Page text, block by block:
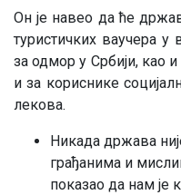
Он је навео да ће
туристичких ваучера
за одмор у Србији, као
и за кориснике
лекова.
Никада држава
грађанима и
показао да нам је